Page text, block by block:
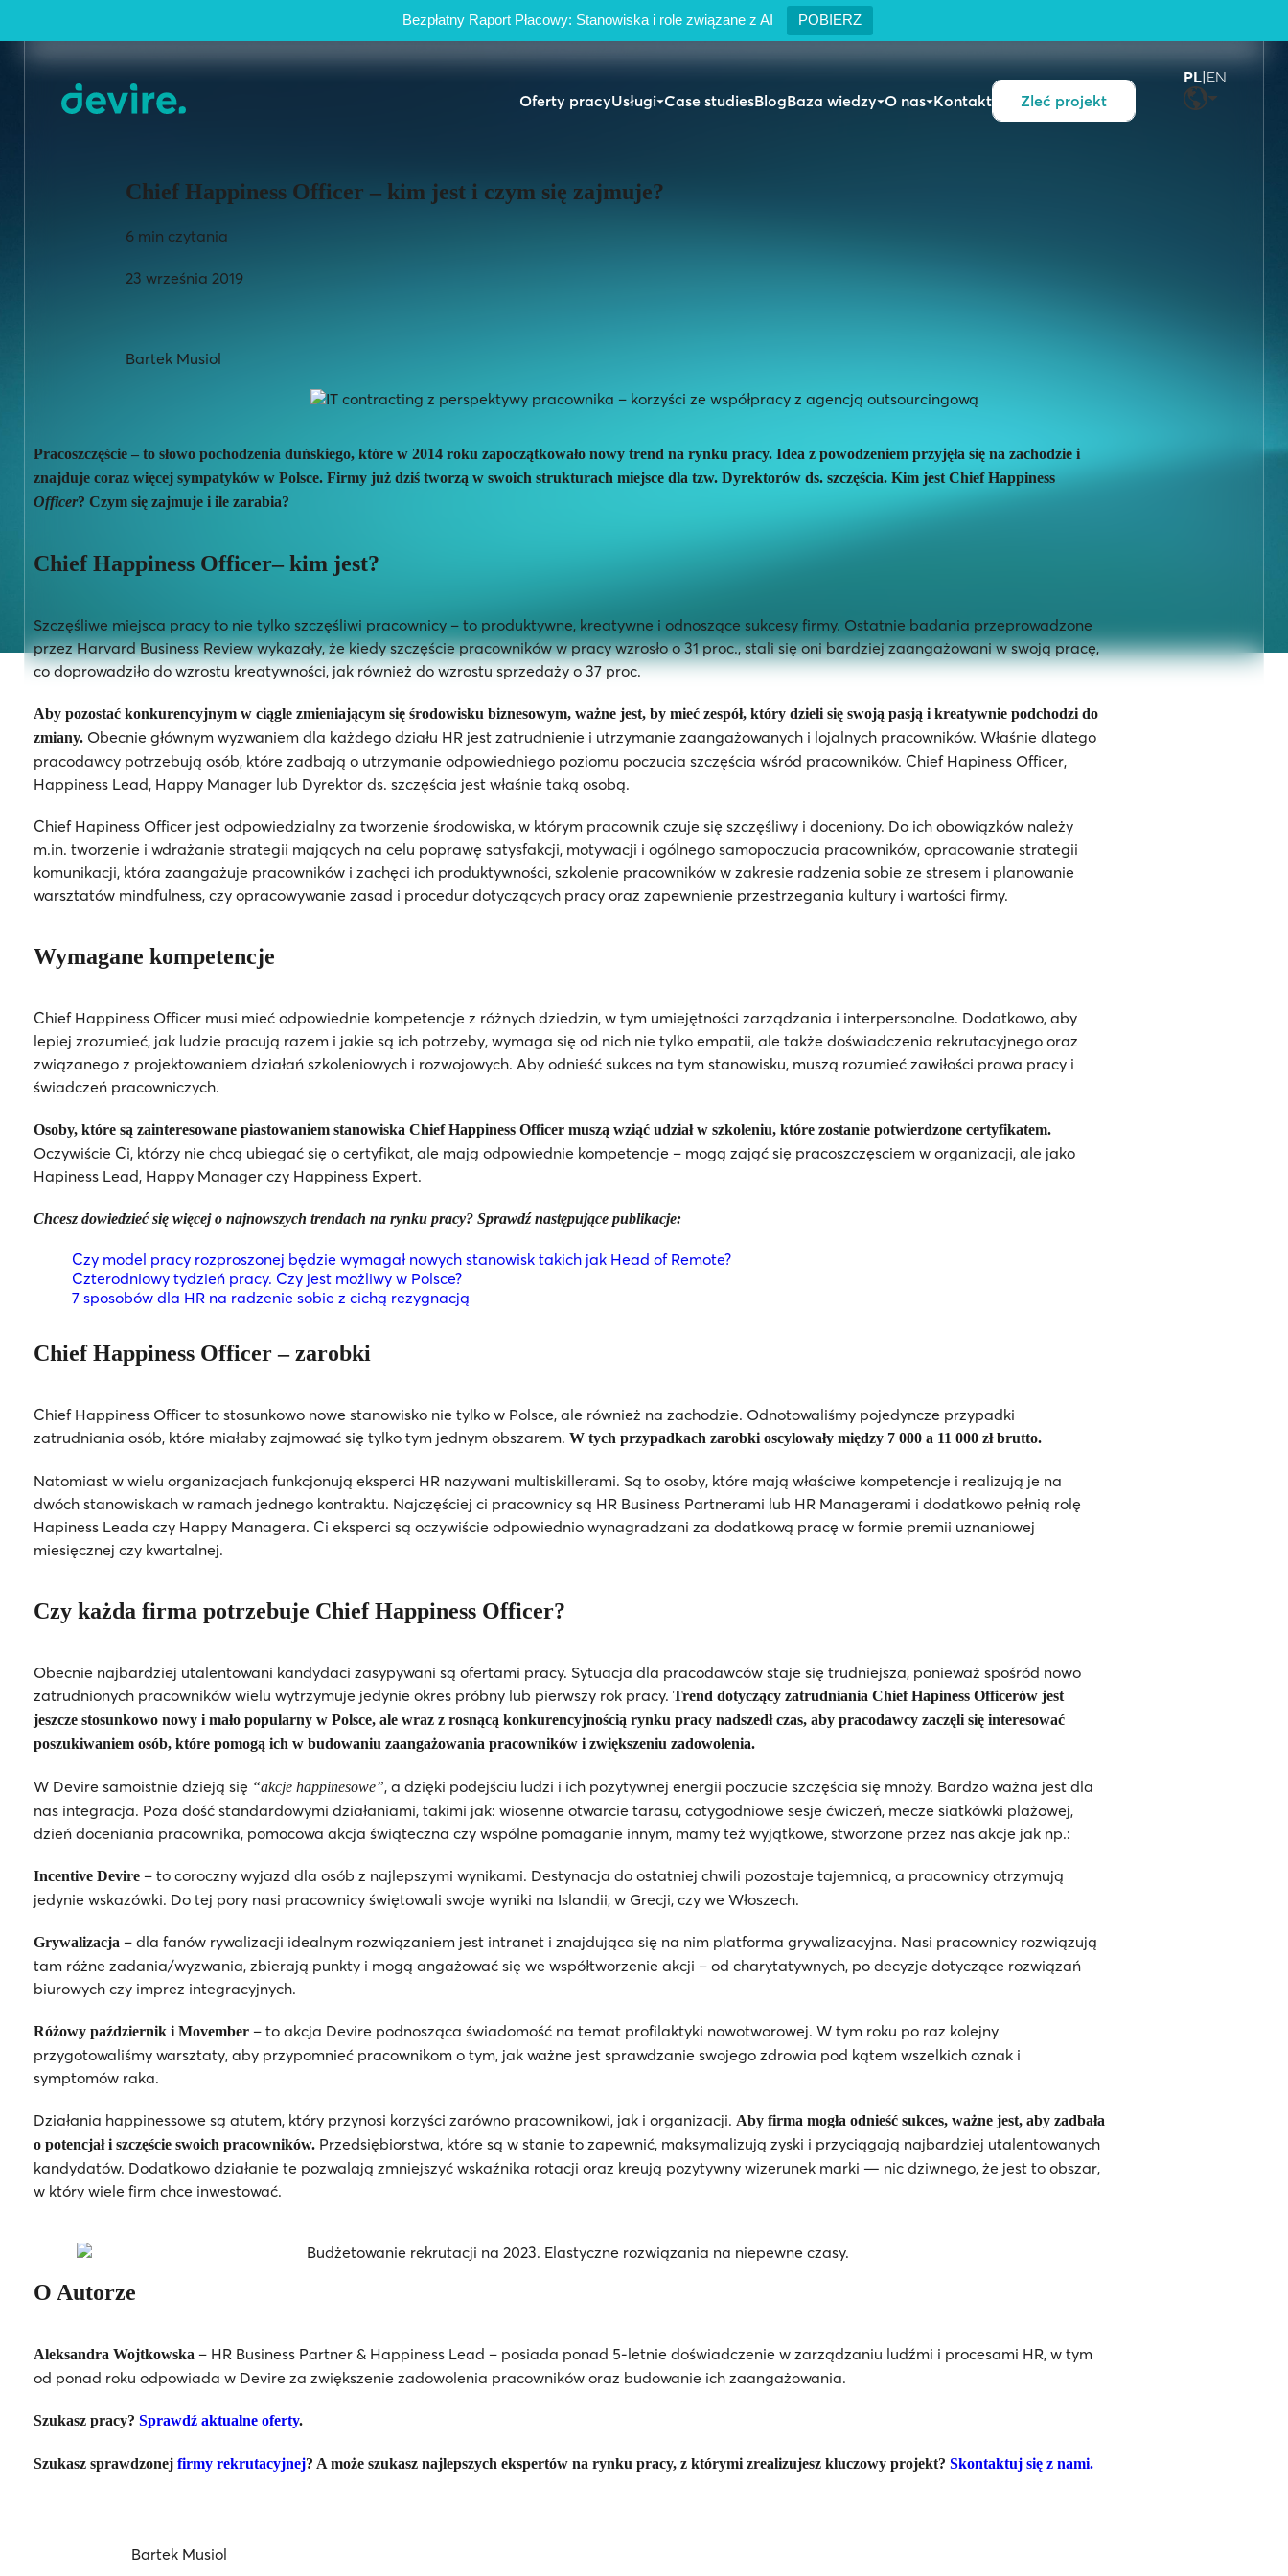
Bezpłatny Raport Płacowy: Stanowiska i role związane z AI POBIERZ
Oferty pracyUsługi Case studiesBlogBaza wiedzy O nas Kontakt Zleć projekt
PL|EN
Chief Happiness Officer – kim jest i czym się zajmuje?
6 min czytania
23 września 2019
Bartek Musiol
Pracoszczęście – to słowo pochodzenia duńskiego, które w 2014 roku zapoczątkowało nowy trend na rynku pracy. Idea z powodzeniem przyjęła się na zachodzie i
znajduje coraz więcej sympatyków w Polsce. Firmy już dziś tworzą w swoich strukturach miejsce dla tzw. Dyrektorów ds. szczęścia. Kim jest ChiefHappiness
Officer? Czym się zajmuje i ile zarabia?
Chief Happiness Officer– kim jest?
Szczęśliwe miejsca pracy to nie tylko szczęśliwi pracownicy – to produktywne, kreatywne i odnoszące sukcesy firmy. Ostatnie badania przeprowadzone
przez Harvard Business Review wykazały, że kiedy szczęście pracowników w pracy wzrosło o 31 proc., stali się oni bardziej zaangażowani w swoją pracę,
co doprowadziło do wzrostu kreatywności, jak również do wzrostu sprzedaży o 37 proc.
Aby pozostać konkurencyjnym w ciągle zmieniającym się środowisku biznesowym, ważne jest, by mieć zespół, który dzieli się swoją pasją i kreatywnie podchodzi do
zmiany. Obecnie głównym wyzwaniem dla każdego działu HR jest zatrudnienie i utrzymanie zaangażowanych i lojalnych pracowników. Właśnie dlatego
pracodawcy potrzebują osób, które zadbają o utrzymanie odpowiedniego poziomu poczucia szczęścia wśród pracowników. Chief Hapiness Officer,
Happiness Lead, Happy Manager lub Dyrektor ds. szczęścia jest właśnie taką osobą.
Chief Hapiness Officer jest odpowiedzialny za tworzenie środowiska, w którym pracownik czuje się szczęśliwy i doceniony. Do ich obowiązków należy
m.in. tworzenie i wdrażanie strategii mających na celu poprawę satysfakcji, motywacji i ogólnego samopoczucia pracowników, opracowanie strategii
komunikacji, która zaangażuje pracowników i zachęci ich produktywności, szkolenie pracowników w zakresie radzenia sobie ze stresem i planowanie
warsztatów mindfulness, czy opracowywanie zasad i procedur dotyczących pracy oraz zapewnienie przestrzegania kultury i wartości firmy.
Wymagane kompetencje
Chief Happiness Officer musi mieć odpowiednie kompetencje z różnych dziedzin, w tym umiejętności zarządzania i interpersonalne. Dodatkowo, aby
lepiej zrozumieć, jak ludzie pracują razem i jakie są ich potrzeby, wymaga się od nich nie tylko empatii, ale także doświadczenia rekrutacyjnego oraz
związanego z projektowaniem działań szkoleniowych i rozwojowych. Aby odnieść sukces na tym stanowisku, muszą rozumieć zawiłości prawa pracy i
świadczeń pracowniczych.
Osoby, które są zainteresowane piastowaniem stanowiska Chief Happiness Officer muszą wziąć udział w szkoleniu, które zostanie potwierdzone certyfikatem.
Oczywiście Ci, którzy nie chcą ubiegać się o certyfikat, ale mają odpowiednie kompetencje – mogą zająć się pracoszczęsciem w organizacji, ale jako
Hapiness Lead, Happy Manager czy Happiness Expert.
Chcesz dowiedzieć się więcej o najnowszych trendach na rynku pracy? Sprawdź następujące publikacje:
Czy model pracy rozproszonej będzie wymagał nowych stanowisk takich jak Head of Remote?
Czterodniowy tydzień pracy. Czy jest możliwy w Polsce?
7 sposobów dla HR na radzenie sobie z cichą rezygnacją
Chief Happiness Officer – zarobki
Chief Happiness Officer to stosunkowo nowe stanowisko nie tylko w Polsce, ale również na zachodzie. Odnotowaliśmy pojedyncze przypadki
zatrudniania osób, które miałaby zajmować się tylko tym jednym obszarem. W tych przypadkach zarobki oscylowały między 7 000 a 11 000 zł brutto.
Natomiast w wielu organizacjach funkcjonują eksperci HR nazywani multiskillerami. Są to osoby, które mają właściwe kompetencje i realizują je na
dwóch stanowiskach w ramach jednego kontraktu. Najczęściej ci pracownicy są HR Business Partnerami lub HR Managerami i dodatkowo pełnią rolę
Hapiness Leada czy Happy Managera. Ci eksperci są oczywiście odpowiednio wynagradzani za dodatkową pracę w formie premii uznaniowej
miesięcznej czy kwartalnej.
Czy każda firma potrzebuje Chief Happiness Officer?
Obecnie najbardziej utalentowani kandydaci zasypywani są ofertami pracy. Sytuacja dla pracodawców staje się trudniejsza, ponieważ spośród nowo
zatrudnionych pracowników wielu wytrzymuje jedynie okres próbny lub pierwszy rok pracy. Trend dotyczący zatrudniania Chief Hapiness Officerów jest
jeszcze stosunkowo nowy i mało popularny w Polsce, ale wraz z rosnącą konkurencyjnością rynku pracy nadszedł czas, aby pracodawcy zaczęli się interesować
poszukiwaniem osób, które pomogą ich w budowaniu zaangażowania pracowników i zwiększeniu zadowolenia.
W Devire samoistnie dzieją się “akcje happinesowe”, a dzięki podejściu ludzi i ich pozytywnej energii poczucie szczęścia się mnoży. Bardzo ważna jest dla
nas integracja. Poza dość standardowymi działaniami, takimi jak: wiosenne otwarcie tarasu, cotygodniowe sesje ćwiczeń, mecze siatkówki plażowej,
dzień doceniania pracownika, pomocowa akcja świąteczna czy wspólne pomaganie innym, mamy też wyjątkowe, stworzone przez nas akcje jak np.:
Incentive Devire – to coroczny wyjazd dla osób z najlepszymi wynikami. Destynacja do ostatniej chwili pozostaje tajemnicą, a pracownicy otrzymują
jedynie wskazówki. Do tej pory nasi pracownicy świętowali swoje wyniki na Islandii, w Grecji, czy we Włoszech.
Grywalizacja – dla fanów rywalizacji idealnym rozwiązaniem jest intranet i znajdująca się na nim platforma grywalizacyjna. Nasi pracownicy rozwiązują
tam różne zadania/wyzwania, zbierają punkty i mogą angażować się we współtworzenie akcji – od charytatywnych, po decyzje dotyczące rozwiązań
biurowych czy imprez integracyjnych.
Różowy październik i Movember – to akcja Devire podnosząca świadomość na temat profilaktyki nowotworowej. W tym roku po raz kolejny
przygotowaliśmy warsztaty, aby przypomnieć pracownikom o tym, jak ważne jest sprawdzanie swojego zdrowia pod kątem wszelkich oznak i
symptomów raka.
Działania happinessowe są atutem, który przynosi korzyści zarówno pracownikowi, jak i organizacji. Aby firma mogła odnieść sukces, ważne jest, aby zadbała
o potencjał i szczęście swoich pracowników. Przedsiębiorstwa, które są w stanie to zapewnić, maksymalizują zyski i przyciągają najbardziej utalentowanych
kandydatów. Dodatkowo działanie te pozwalają zmniejszyć wskaźnika rotacji oraz kreują pozytywny wizerunek marki — nic dziwnego, że jest to obszar,
w który wiele firm chce inwestować.
O Autorze
Aleksandra Wojtkowska – HR Business Partner & Happiness Lead – posiada ponad 5-letnie doświadczenie w zarządzaniu ludźmi i procesami HR, w tym
od ponad roku odpowiada w Devire za zwiększenie zadowolenia pracowników oraz budowanie ich zaangażowania.
Szukasz pracy? Sprawdź aktualne oferty.
Szukasz sprawdzonej firmy rekrutacyjnej? A może szukasz najlepszych ekspertów na rynku pracy, z którymi zrealizujesz kluczowy projekt? Skontaktuj się z nami.
Bartek Musiol